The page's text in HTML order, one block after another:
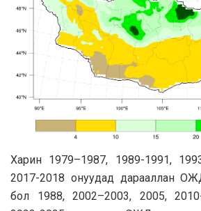
Харин 1979–1987, 1989-1991,
2017-2018 онуудад дарааллан
бол 1988, 2002–2003, 2005,